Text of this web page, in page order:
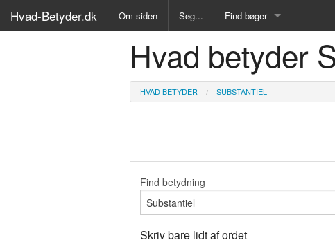
Hvad-Betyder.dk Om siden Søg... Find bøger
Alle Bøger
Ordbog over det danske
Kryds- og tværsordbog
Hvad betyder
HVAD BETYDER SUBSTANTIEL
Find betydning
Skriv bare lidt af ordet